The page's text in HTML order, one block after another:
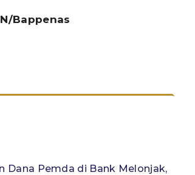
Bappenas
Dana Pemda di Bank Melonjak,